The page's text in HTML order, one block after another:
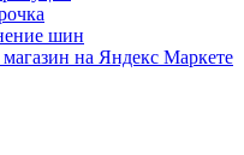
шин
на Яндекс Маркете